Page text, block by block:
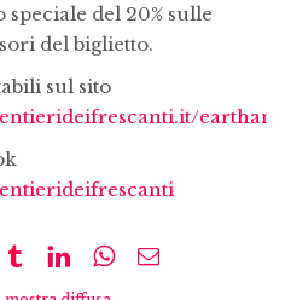
del 20% sulle
del biglietto.
sul sito